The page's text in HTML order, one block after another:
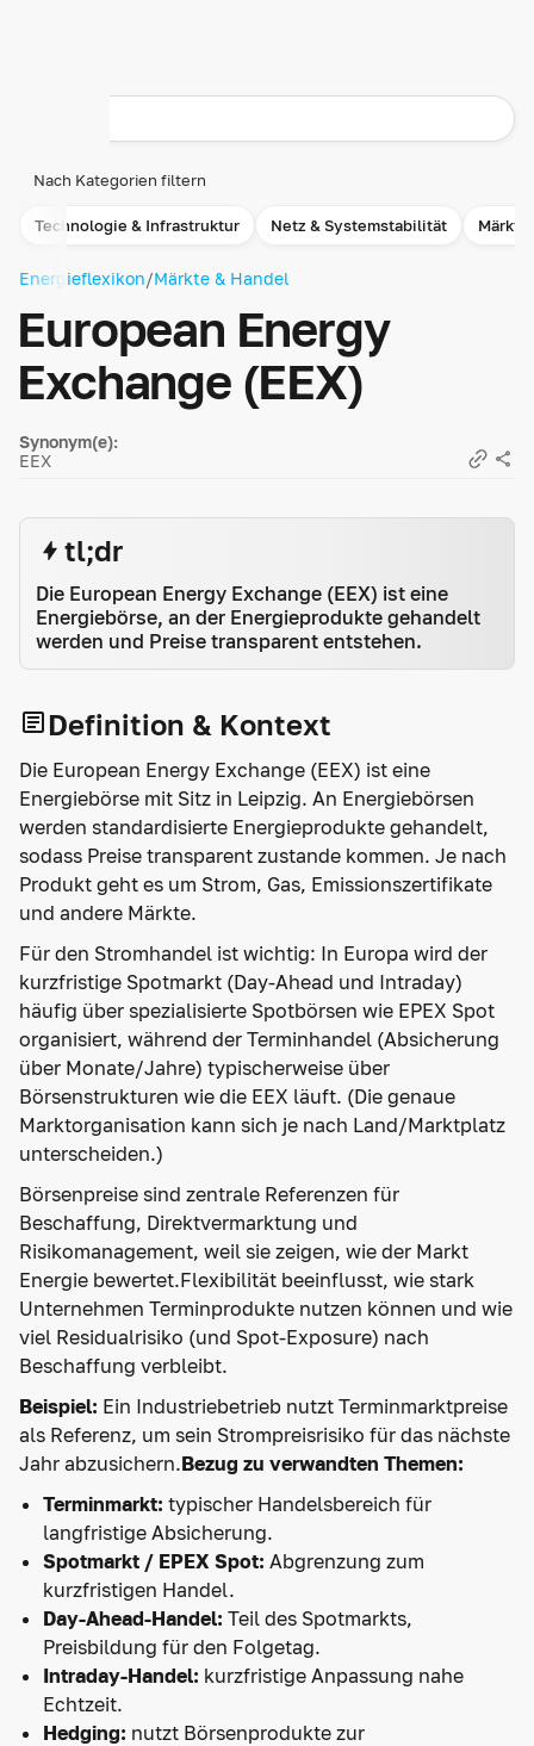
Nach Kategorien filtern
Technologie & Infrastruktur Netz & Systemstabilität Märkte
Energieflexikon/Märkte & Handel
European Energy
Exchange (EEX)
Synonym(e):
EEX
tl;dr
Die European Energy Exchange (EEX) ist eine
Energiebörse, an der Energieprodukte gehandelt
werden und Preise transparent entstehen.
Definition & Kontext
Die European Energy Exchange (EEX) ist eine
Energiebörse mit Sitz in Leipzig. An Energiebörsen
werden standardisierte Energieprodukte gehandelt,
sodass Preise transparent zustande kommen. Je nach
Produkt geht es um Strom, Gas, Emissionszertifikate
und andere Märkte.
Für den Stromhandel ist wichtig: In Europa wird der
kurzfristige Spotmarkt (Day-Ahead und Intraday)
häufig über spezialisierte Spotbörsen wie EPEX Spot
organisiert, während der Terminhandel (Absicherung
über Monate/Jahre) typischerweise über
Börsenstrukturen wie die EEX läuft. (Die genaue
Marktorganisation kann sich je nach Land/Marktplatz
unterscheiden.)
Börsenpreise sind zentrale Referenzen für
Beschaffung, Direktvermarktung und
Risikomanagement, weil sie zeigen, wie der Markt
Energie bewertet.Flexibilität beeinflusst, wie stark
Unternehmen Terminprodukte nutzen können und wie
viel Residualrisiko (und Spot-Exposure) nach
Beschaffung verbleibt.
Beispiel: Ein Industriebetrieb nutzt Terminmarktpreise
als Referenz, um sein Strompreisrisiko für das nächste
Jahr abzusichern.Bezug zu verwandten Themen:
Terminmarkt: typischer Handelsbereich für
langfristige Absicherung.
Spotmarkt / EPEX Spot: Abgrenzung zum
kurzfristigen Handel.
Day-Ahead-Handel: Teil des Spotmarkts,
Preisbildung für den Folgetag.
Intraday-Handel: kurzfristige Anpassung nahe
Echtzeit.
Hedging: nutzt Börsenprodukte zur